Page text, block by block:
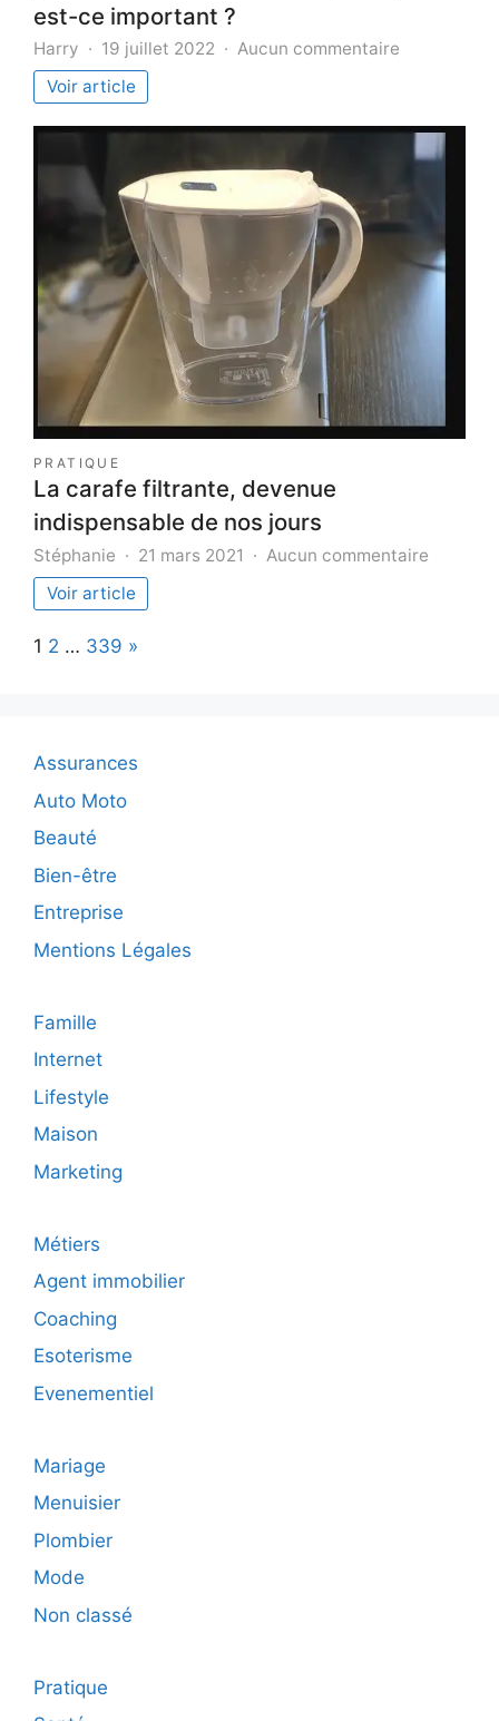
est-ce important ?
Harry 19 juillet 2022 Aucun commentaire
un
?
Voir article
PRATIQUE
La carafe filtrante, devenue
indispensable de nos jours
Stéphanie 21 mars 2021 Aucun commentaire
Voir article
Page:
1 2 … 339 Next
»
Assurances
Auto Moto
Beauté
Bien-être
Entreprise
Mentions Légales
Famille
Internet
Lifestyle
Maison
Marketing
Métiers
Agent immobilier
Coaching
Esoterisme
Evenementiel
Mariage
Menuisier
Plombier
Mode
Non classé
Pratique